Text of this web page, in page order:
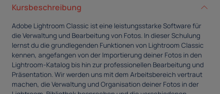
Kursbeschreibung
Adobe Lightroom Classic ist eine leistungsstarke Software für
die Verwaltung und Bearbeitung von Fotos. In dieser Schulung
lernst du die grundlegenden Funktionen von Lightroom Classic
kennen, angefangen von der Importierung deiner Fotos in den
Lightroom-Katalog bis hin zur professionellen Bearbeitung und
Präsentation. Wir werden uns mit dem Arbeitsbereich vertraut
machen, die Verwaltung und Organisation deiner Fotos in der